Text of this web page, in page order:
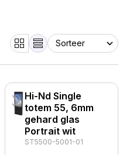
Hi-Nd Single
totem 55, 6mm
gehard glas
Portrait wit
ST5500-5001-01